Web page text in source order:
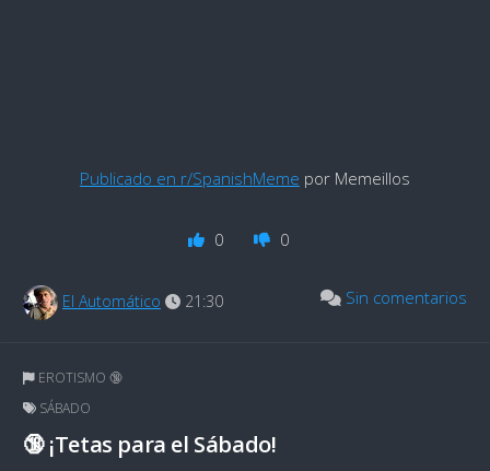
Publicado en r/SpanishMeme por Memeillos
0 0
El Automático 21:30 Sin comentarios
EROTISMO 🔞
SÁBADO
🔞 ¡Tetas para el Sábado!